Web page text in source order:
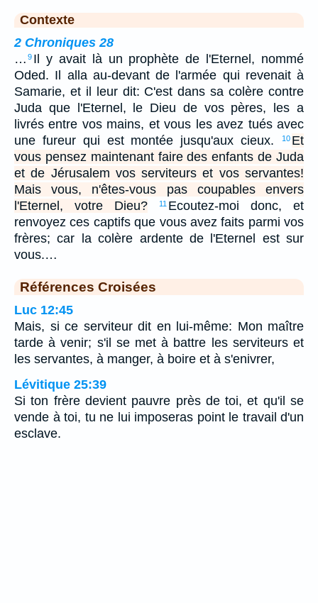
Contexte
2 Chroniques 28
… 9 Il y avait là un prophète de l'Eternel, nommé
Oded. Il alla au-devant de l'armée qui revenait à
Samarie, et il leur dit: C'est dans sa colère contre
Juda que l'Eternel, le Dieu de vos pères, les a
livrés entre vos mains, et vous les avez tués avec
une fureur qui est montée jusqu'aux cieux.
10 Et
vous pensez maintenant faire des enfants de Juda
et de Jérusalem vos serviteurs et vos servantes!
Mais vous, n'êtes-vous pas coupables envers
l'Eternel, votre Dieu?
11 Ecoutez-moi donc, et
renvoyez ces captifs que vous avez faits parmi vos
frères; car la colère ardente de l'Eternel est sur
vous.…
Références Croisées
Luc 12:45
Mais, si ce serviteur dit en lui-même: Mon maître
tarde à venir; s'il se met à battre les serviteurs et
les servantes, à manger, à boire et à s'enivrer,
Lévitique 25:39
Si ton frère devient pauvre près de toi, et qu'il se
vende à toi, tu ne lui imposeras point le travail d'un
esclave.